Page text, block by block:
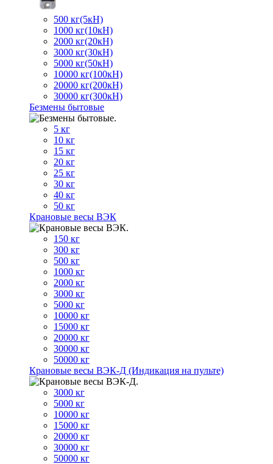
500 кг(5кН)
1000 кг(10кН)
2000 кг(20кН)
3000 кг(30кН)
5000 кг(50кН)
10000 кг(100кН)
20000 кг(200кН)
30000 кг(300кН)
Безмены бытовые
5 кг
10 кг
15 кг
20 кг
25 кг
30 кг
40 кг
50 кг
Крановые весы ВЭК
150 кг
300 кг
500 кг
1000 кг
2000 кг
3000 кг
5000 кг
10000 кг
15000 кг
20000 кг
30000 кг
50000 кг
Крановые весы ВЭК-Д (Индикация на пульте)
3000 кг
5000 кг
10000 кг
15000 кг
20000 кг
30000 кг
50000 кг